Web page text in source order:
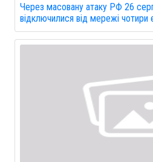
Через масовану атаку РФ 26
відключилися від мережі